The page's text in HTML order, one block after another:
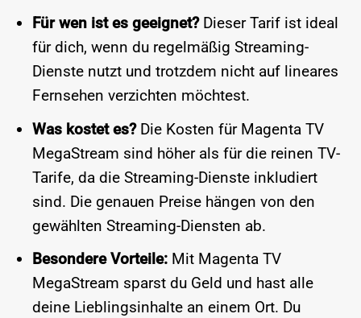
Für wen ist es geeignet?Dieser Tarif ist ideal
für dich, wenn du regelmäßig Streaming-
Dienste nutzt und trotzdem nicht auf lineares
Fernsehen verzichten möchtest.
Was kostet es?Die Kosten für Magenta TV
MegaStream sind höher als für die reinen TV-
Tarife, da die Streaming-Dienste inkludiert
sind. Die genauen Preise hängen von den
gewählten Streaming-Diensten ab.
Besondere Vorteile:Mit Magenta TV
MegaStream sparst du Geld und hast alle
deine Lieblingsinhalte an einem Ort. Du